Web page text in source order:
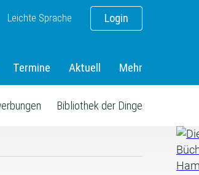
Login
Leichte Sprache
Termine Aktuell Mehr
Bibliothek der Dinge